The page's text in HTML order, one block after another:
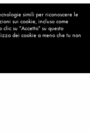
simili per riconoscere le
sui cookie, incluso come
clic su "Accetto" su questo
dei cookie a meno che tu non